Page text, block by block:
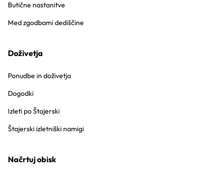
Butične nastanitve
Med zgodbami dediščine
Doživetja
Ponudbe in doživetja
Dogodki
Izleti po Štajerski
Štajerski izletniški namigi
Načrtuj obisk